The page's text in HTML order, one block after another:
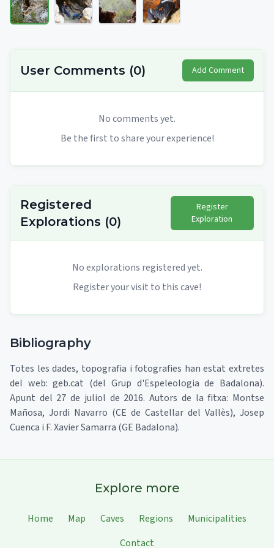
User Comments (0) Add Comment
No comments yet.
Be the first to share your experience!
Registered
Explorations (0)
Register
Exploration
No explorations registered yet.
Register your visit to this cave!
Bibliography
Totes les dades, topografia i fotografies han estat extretes
del web: geb.cat (del Grup d'Espeleologia de Badalona).
Apunt del 27 de juliol de 2016. Autors de la fitxa: Montse
Mañosa, Jordi Navarro (CE de Castellar del Vallès), Josep
Cuenca i F. Xavier Samarra (GE Badalona).
Explore more
Home Map Caves Regions
Municipalities
Contact